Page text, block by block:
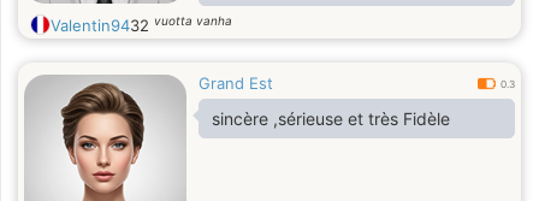
Je m'intéresse à la musique, à
l'opéra, au voyage, à la littérature et
Ouvert aux rencontres et à la
communication.
Valentin9432 vuotta vanha
Grand Est 0.3
sincère ,sérieuse et très Fidèle